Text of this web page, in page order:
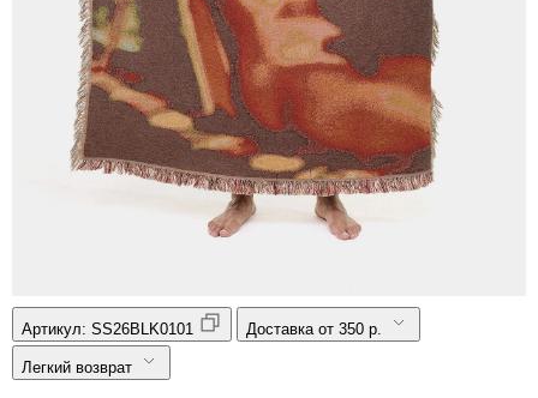
Артикул: SS26BLK0101 Доставка от 350 р.
Легкий возврат